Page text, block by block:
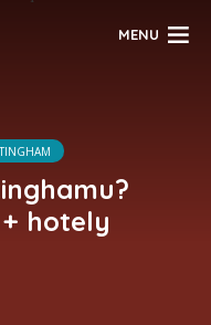
MENU
hotely